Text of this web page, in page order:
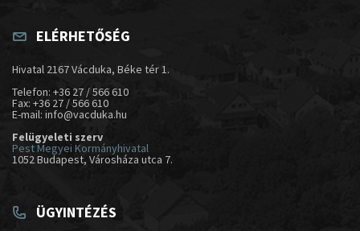
ELÉRHETŐSÉG
Hivatal 2167 Vácduka, Béke tér 1.
Telefon: +36 27 / 566 610
Fax: +36 27 / 566 610
E-mail: info@vacduka.hu
Felügyeleti szerv
Pest Megyei Kormányhivatal
1052 Budapest, Városháza utca 7.
ÜGYINTÉZÉS